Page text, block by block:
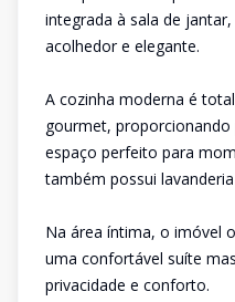
integrada à sala de
acolhedor e elegante.
A cozinha moderna é
gourmet,
espaço perfeito para
também possui
Na área íntima, o imóvel
uma confortável suíte
privacidade e conforto.